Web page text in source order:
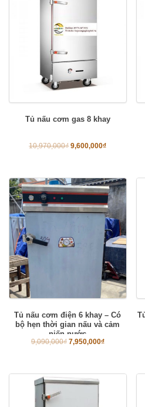
Tủ nấu cơm gas 8 khay
10,970,000₫ 9,600,000₫
Tủ nấu cơm điện 6 khay – Có
bộ hẹn thời gian nấu và cảm
niến nước
9,090,000₫ 7,950,000₫